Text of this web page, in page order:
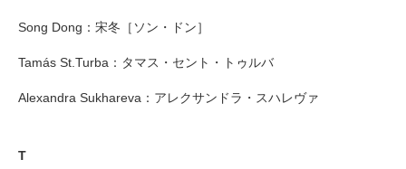
Song Dong：宋冬［ソン・ドン］
Tamás St.Turba：タマス・セント・トゥルバ
Alexandra Sukhareva：アレクサンドラ・スハレヴァ
T